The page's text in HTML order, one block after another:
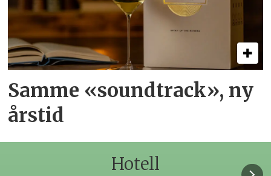
Samme «soundtrack», ny
årstid
Hotell